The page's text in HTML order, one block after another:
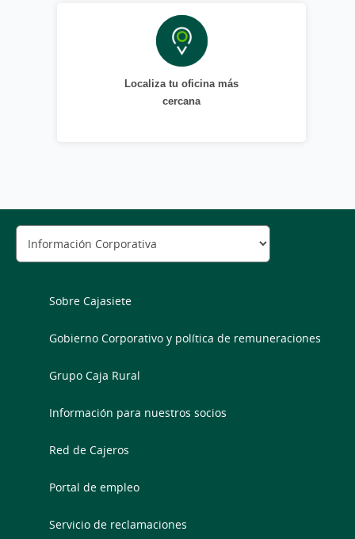
Localiza tu oficina más
cercana
Sobre Cajasiete
Gobierno Corporativo y política de remuneraciones
Grupo Caja Rural
Información para nuestros socios
Red de Cajeros
Portal de empleo
Servicio de reclamaciones